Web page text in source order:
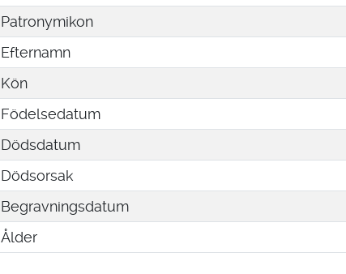
Patronymikon
Efternamn
Kön
Födelsedatum
Dödsdatum
Dödsorsak
Begravningsdatum
Ålder